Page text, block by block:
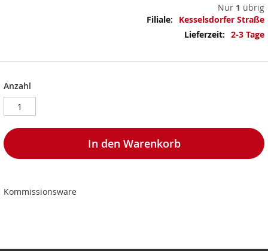
Nur 1 übrig
Mehr
Informationen
Kesselsdorfer Straße
2-3 Tage
Anzahl
In den Warenkorb
Kommissionsware